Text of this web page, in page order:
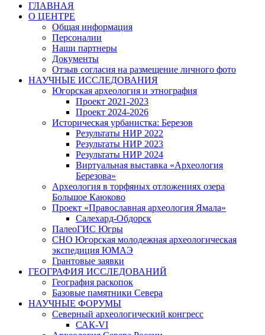
ГЛАВНАЯ
О ЦЕНТРЕ
Общая информация
Персоналии
Наши партнеры
Документы
Отзыв согласия на размещение личного фото
НАУЧНЫЕ ИССЛЕДОВАНИЯ
Югорская археология и этнография
Проект 2021-2023
Проект 2024-2026
Историческая урбанистка: Березов
Результаты НИР 2022
Результаты НИР 2023
Результаты НИР 2024
Виртуальная выставка «Археология
Березова»
Археология в торфяных отложениях озера
Большое Каюково
Проект «Православная археология Ямала»
Салехард-Обдорск
ПалеоГИС Югры
СНО Югорская молодежная археологическая
экспедиция ЮМАЭ
Грантовые заявки
ГЕОГРАФИЯ ИССЛЕДОВАНИЙ
География раскопок
Базовые памятники Севера
НАУЧНЫЕ ФОРУМЫ
Северный археологический конгресс
САК-VI